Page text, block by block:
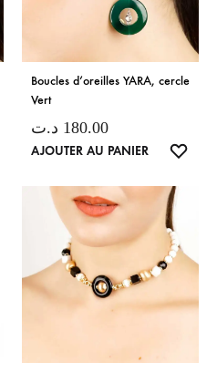
SOUHAITS
Boucles d’oreilles YARA, cercle
Vert
180.00 د.ت
AJOUTER AU PANIER